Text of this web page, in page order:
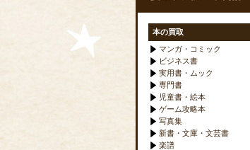
本の買取
マンガ・コミック
ビジネス書
実用書・ムック
専門書
児童書・絵本
ゲーム攻略本
写真集
新書・文庫・文芸書
楽譜